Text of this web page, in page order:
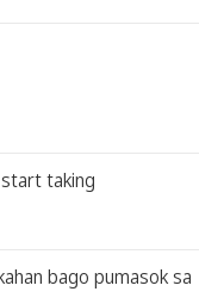
taking
bago pumasok sa